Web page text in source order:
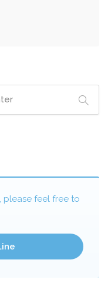
please feel free to